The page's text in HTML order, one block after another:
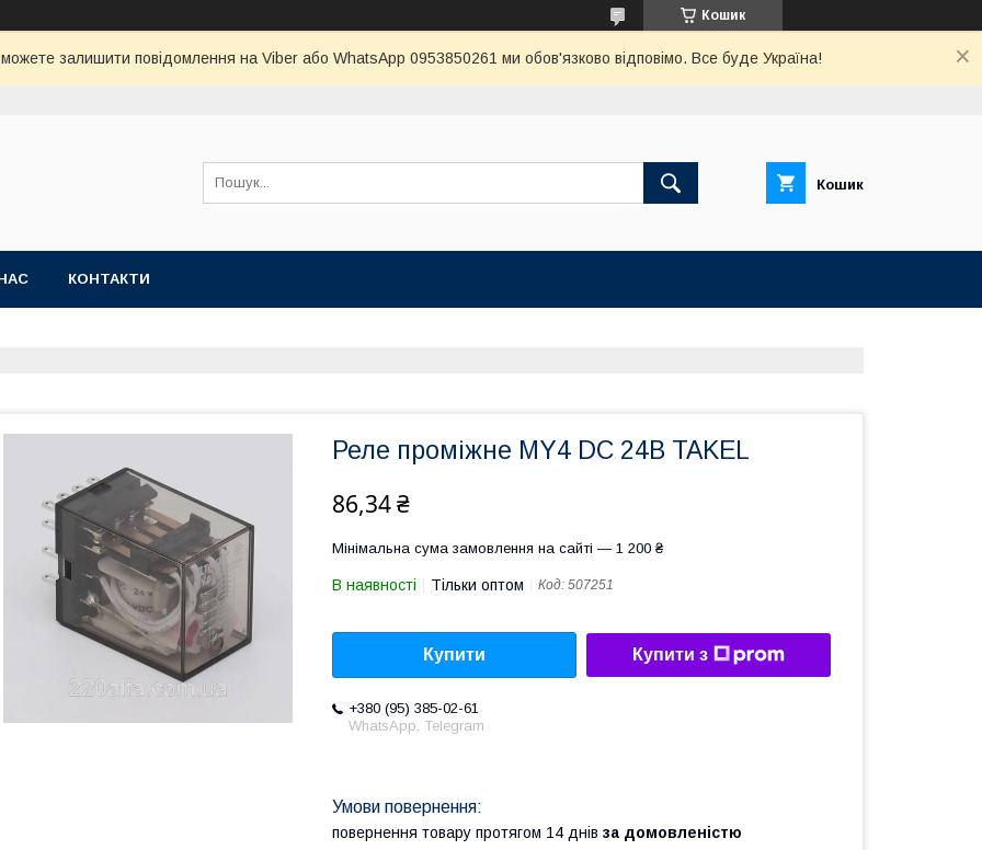
Кошик
залишити повідомлення на Viber або WhatsApp 0953850261 ми обов'язково відповімо. Все буде Україна!
Кошик
КОНТАКТИ
Реле проміжне МY4 DC 24В TAKEL
86,34 ₴
Мінімальна сума замовлення на сайті — 1 200 ₴
В наявності Тільки оптом Код: 507251
Купити Купити з
+380 (95) 385-02-61
WhatsApp. Telegram
повернення товару протягом 14 днів за домовленістю